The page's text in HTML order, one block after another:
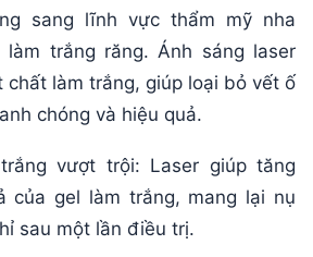
sang lĩnh vực thẩm mỹ nha
trắng răng. Ánh sáng laser
chất làm trắng, giúp loại bỏ vết ố
chóng và hiệu quả.
vượt trội: Laser giúp tăng
của gel làm trắng, mang lại nụ
sau một lần điều trị.